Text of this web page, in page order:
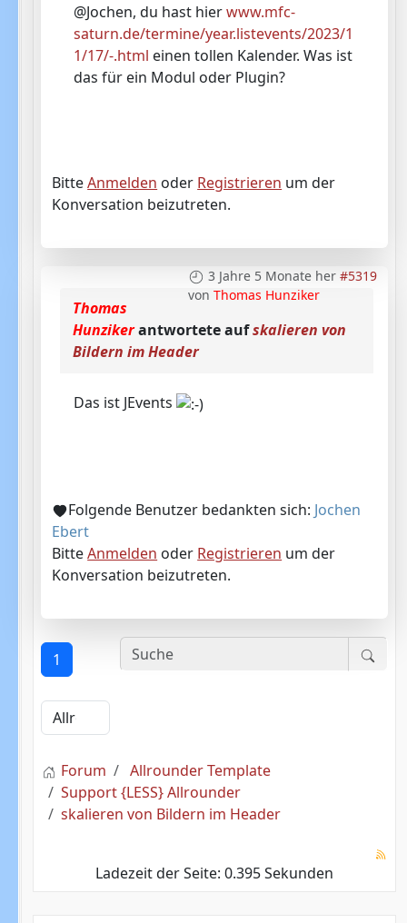
@Jochen, du hast hierwww.mfc-
saturn.de/termine/year.listevents/2023/1
1/17/-.html einen tollen Kalender. Was ist
das für ein Modul oder Plugin?
BitteAnmelden oder Registrieren um der
Konversation beizutreten.
3 Jahre 5 Monate her #5319
von Thomas Hunziker
Thomas
Hunzikerantwortete aufskalieren von
Bildern im Header
Das ist JEvents
Folgende Benutzer bedankten sich: Jochen
Ebert
BitteAnmelden oder Registrieren um der
Konversation beizutreten.
1
Forum
Allrounder Template
Support {LESS} Allrounder
skalieren von Bildern im Header
Ladezeit der Seite: 0.395 Sekunden